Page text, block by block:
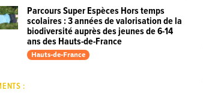
Parcours Super Espèces Hors temps
scolaires : 3 années de valorisation de la
biodiversité auprès des jeunes de 6-14
ans des Hauts-de-France
Hauts-de-France
: